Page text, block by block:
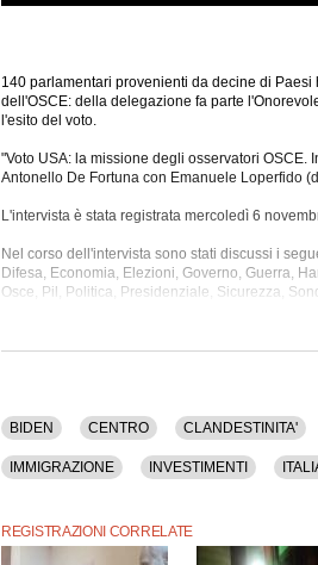
140 parlamentari provenienti da decine di
dell'OSCE: della delegazione fa parte
l'esito del voto.
"Voto USA: la missione degli osservatori
Antonello De Fortuna con Emanuele Loperfido
L'intervista è stata registrata mercoledì 6
Nel corso dell'intervista sono stati discussi i
Difesa, Economia, Elezioni, Governo, Guerra,
Osce, Pil, Politica, Presidenziale, Sicurezza,
BIDEN CENTRO CLANDESTINITA'
IMMIGRAZIONE INVESTIMENTI
REGISTRAZIONI CORRELATE